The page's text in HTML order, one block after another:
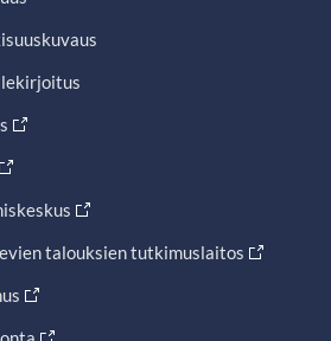
talouksien tutkimuslaitos